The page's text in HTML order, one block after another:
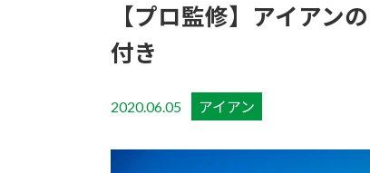
【プロ監修】アイアン
付き
2020.06.05 アイアン